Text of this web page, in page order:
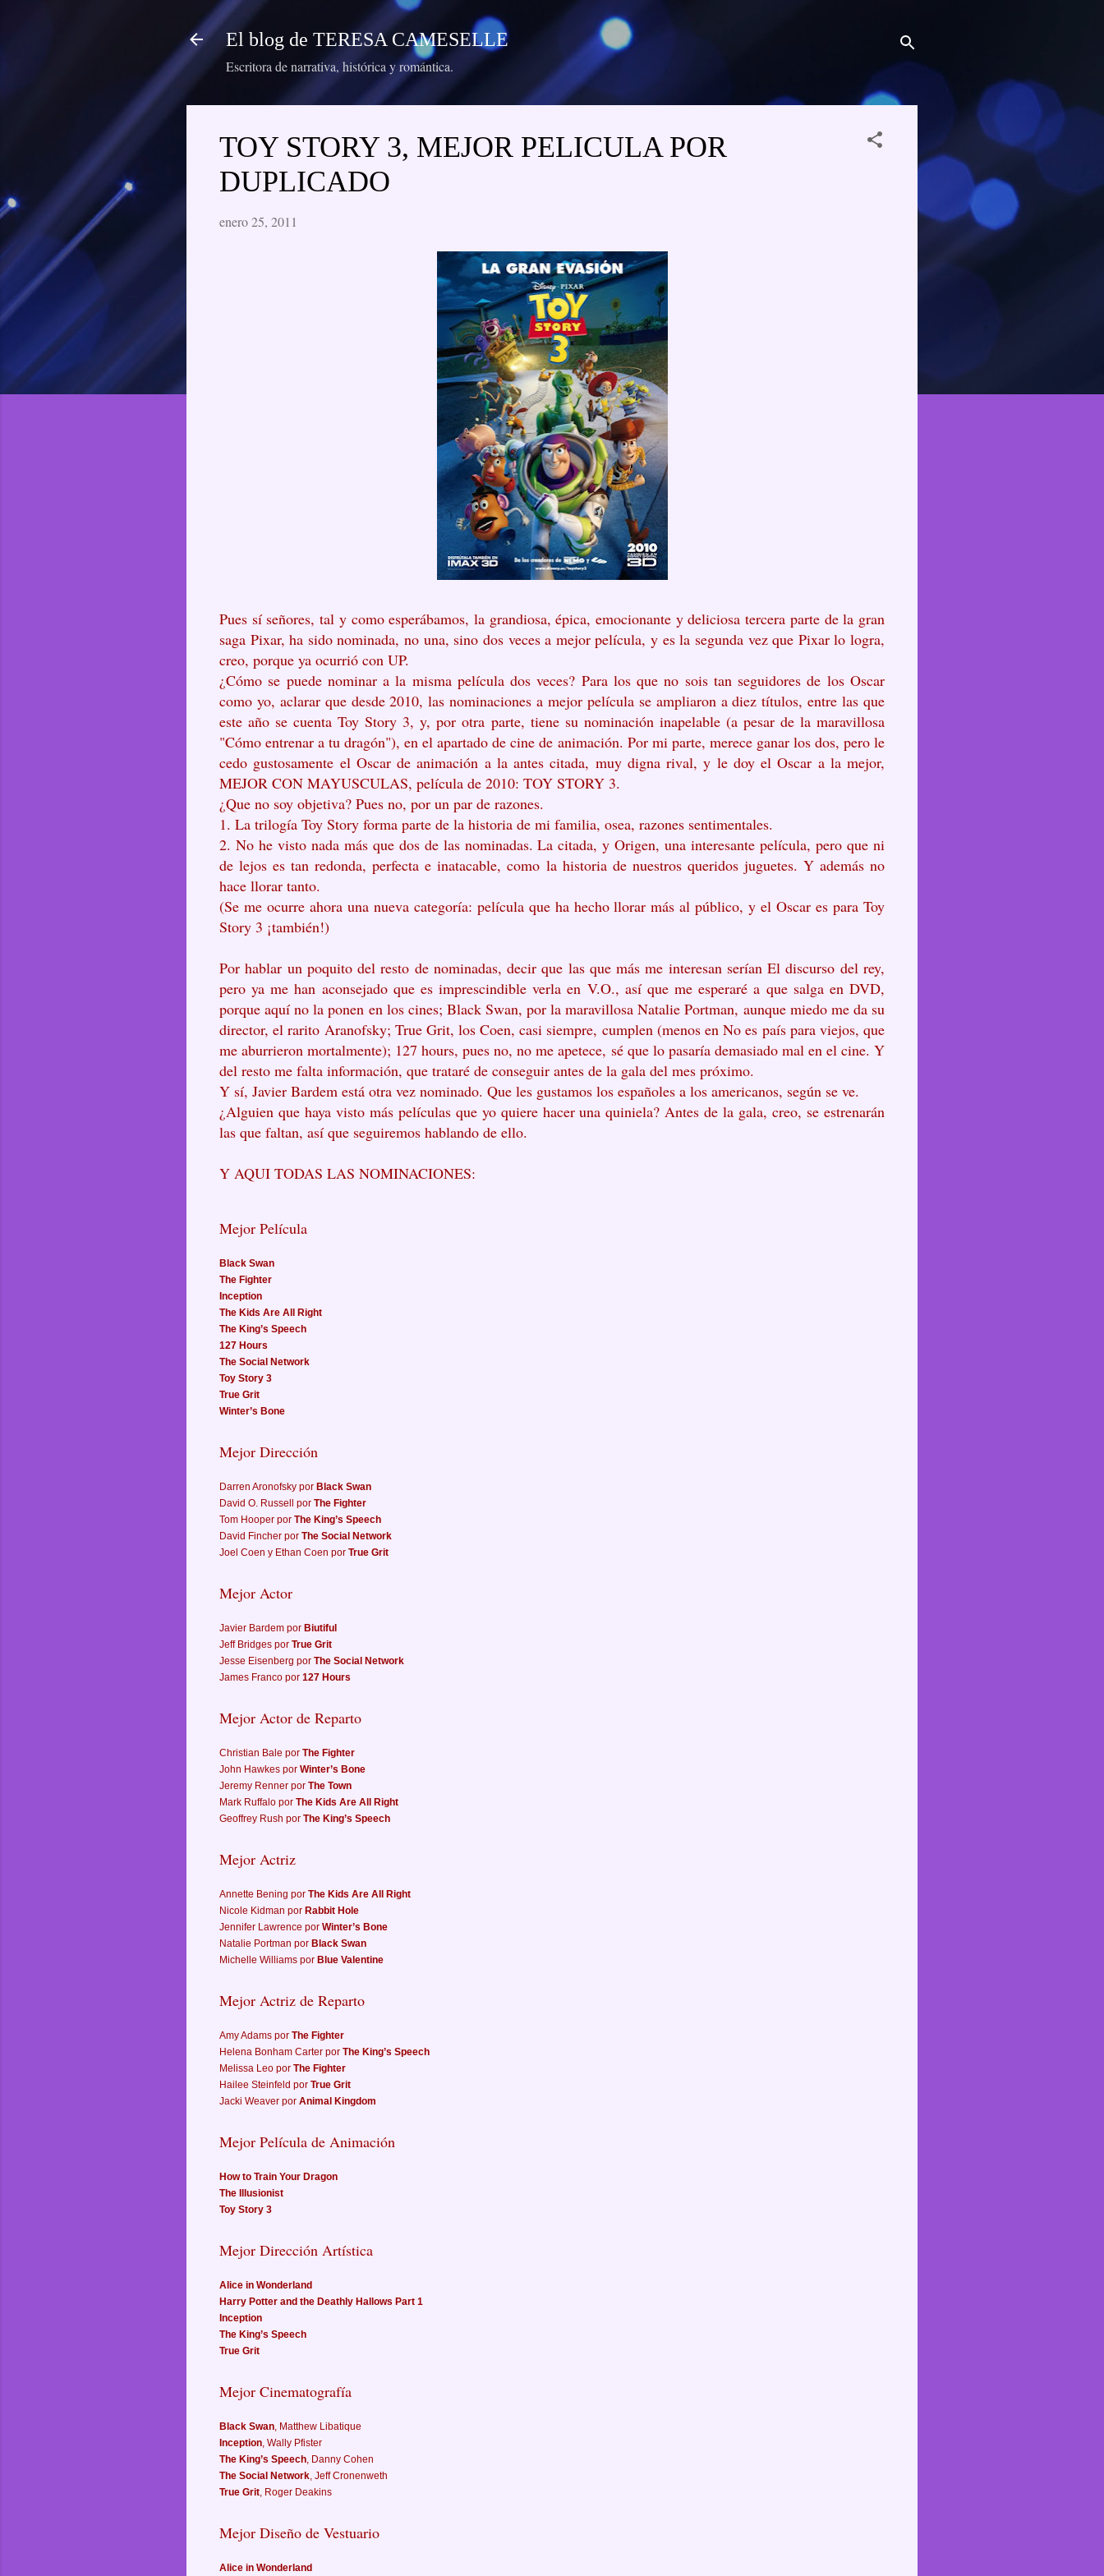
Ir al contenido principal
El blog de TERESA CAMESELLE
Escritora de narrativa, histórica y romántica.
TOY STORY 3, MEJOR PELICULA POR
DUPLICADO
enero 25, 2011
Pues sí señores, tal y como esperábamos, la grandiosa, épica, emocionante y deliciosa tercera parte de la gran
saga Pixar, ha sido nominada, no una, sino dos veces a mejor película, y es la segunda vez que Pixar lo logra,
creo, porque ya ocurrió con UP.
¿Cómo se puede nominar a la misma película dos veces? Para los que no sois tan seguidores de los Oscar
como yo, aclarar que desde 2010, las nominaciones a mejor película se ampliaron a diez títulos, entre las que
este año se cuenta Toy Story 3, y, por otra parte, tiene su nominación inapelable (a pesar de la maravillosa
"Cómo entrenar a tu dragón"), en el apartado de cine de animación. Por mi parte, merece ganar los dos, pero le
cedo gustosamente el Oscar de animación a la antes citada, muy digna rival, y le doy el Oscar a la mejor,
MEJOR CON MAYUSCULAS, película de 2010: TOY STORY 3.
¿Que no soy objetiva? Pues no, por un par de razones.
1. La trilogía Toy Story forma parte de la historia de mi familia, osea, razones sentimentales.
2. No he visto nada más que dos de las nominadas. La citada, y Origen, una interesante película, pero que ni
de lejos es tan redonda, perfecta e inatacable, como la historia de nuestros queridos juguetes. Y además no
hace llorar tanto.
(Se me ocurre ahora una nueva categoría: película que ha hecho llorar más al público, y el Oscar es para Toy
Story 3 ¡también!)
Por hablar un poquito del resto de nominadas, decir que las que más me interesan serían El discurso del rey,
pero ya me han aconsejado que es imprescindible verla en V.O., así que me esperaré a que salga en DVD,
porque aquí no la ponen en los cines; Black Swan, por la maravillosa Natalie Portman, aunque miedo me da su
director, el rarito Aranofsky; True Grit, los Coen, casi siempre, cumplen (menos en No es país para viejos, que
me aburrieron mortalmente); 127 hours, pues no, no me apetece, sé que lo pasaría demasiado mal en el cine. Y
del resto me falta información, que trataré de conseguir antes de la gala del mes próximo.
Y sí, Javier Bardem está otra vez nominado. Que les gustamos los españoles a los americanos, según se ve.
¿Alguien que haya visto más películas que yo quiere hacer una quiniela? Antes de la gala, creo, se estrenarán
las que faltan, así que seguiremos hablando de ello.
Y AQUI TODAS LAS NOMINACIONES:
Mejor Película
Black Swan
The Fighter
Inception
The Kids Are All Right
The King’s Speech
127 Hours
The Social Network
Toy Story 3
True Grit
Winter’s Bone
Mejor Dirección
Darren Aronofsky por Black Swan
David O. Russell por The Fighter
Tom Hooper por The King’s Speech
David Fincher por The Social Network
Joel Coen y Ethan Coen por True Grit
Mejor Actor
Javier Bardem por Biutiful
Jeff Bridges por True Grit
Jesse Eisenberg por The Social Network
James Franco por 127 Hours
Mejor Actor de Reparto
Christian Bale por The Fighter
John Hawkes por Winter’s Bone
Jeremy Renner por The Town
Mark Ruffalo por The Kids Are All Right
Geoffrey Rush por The King’s Speech
Mejor Actriz
Annette Bening por The Kids Are All Right
Nicole Kidman por Rabbit Hole
Jennifer Lawrence por Winter’s Bone
Natalie Portman por Black Swan
Michelle Williams por Blue Valentine
Mejor Actriz de Reparto
Amy Adams por The Fighter
Helena Bonham Carter por The King’s Speech
Melissa Leo por The Fighter
Hailee Steinfeld por True Grit
Jacki Weaver por Animal Kingdom
Mejor Película de Animación
How to Train Your Dragon
The Illusionist
Toy Story 3
Mejor Dirección Artística
Alice in Wonderland
Harry Potter and the Deathly Hallows Part 1
Inception
The King’s Speech
True Grit
Mejor Cinematografía
Black Swan, Matthew Libatique
Inception, Wally Pfister
The King’s Speech, Danny Cohen
The Social Network, Jeff Cronenweth
True Grit, Roger Deakins
Mejor Diseño de Vestuario
Alice in Wonderland